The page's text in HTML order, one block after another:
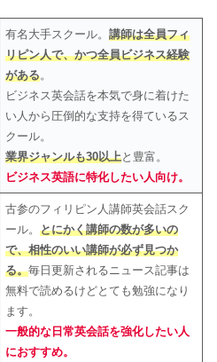
有名大手スクール。講師は全員フィ
リピン人で、かつ全員ビジネス経験
がある。
ビジネス英会話を本気で身に着けた
い人から圧倒的な支持を得ているス
クール。
業界ジャンルも30以上と豊富。
ビジネス英語に特化したい人向け。
古参のフィリピン人講師英会話スク
ール。とにかく講師の数が多いの
で、相性のいい講師が必ず見つか
る。毎日更新されるニュース記事は
無料で読めるけどとても勉強になり
ます。
一般的な日常英会話を強化したい人
におすすめ。